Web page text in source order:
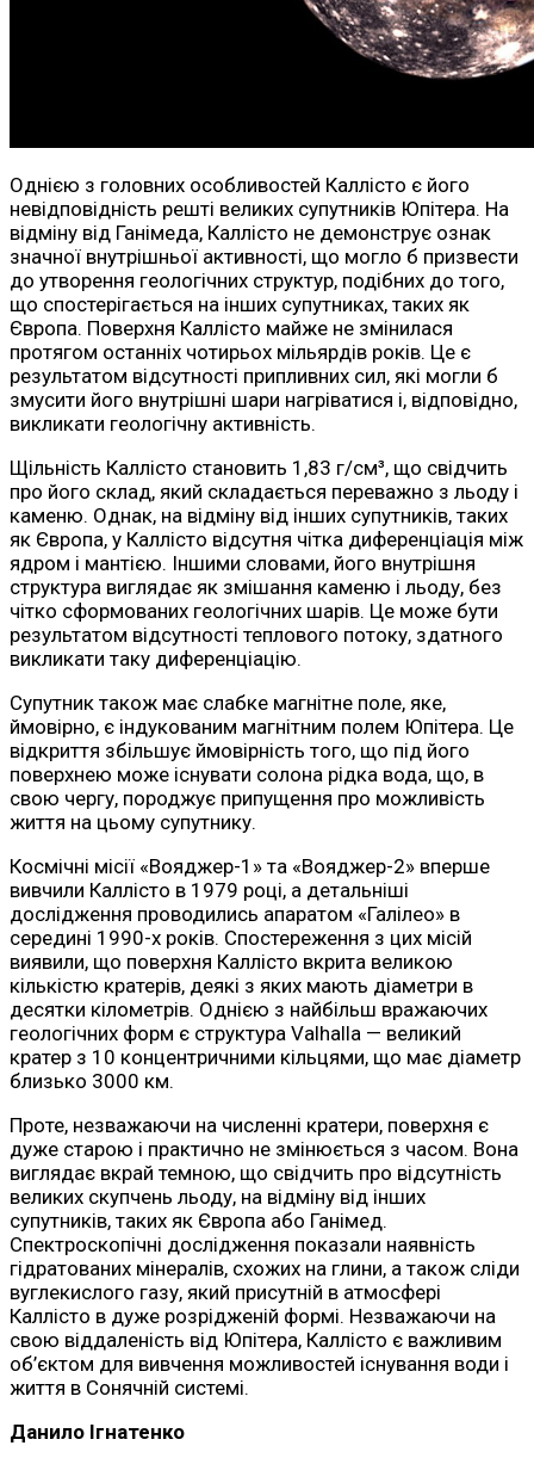
Однією з головних особливостей Каллісто є його
невідповідність решті великих супутників Юпітера. На
відміну від Ганімеда, Каллісто не демонструє ознак
значної внутрішньої активності, що могло б призвести
до утворення геологічних структур, подібних до того,
що спостерігається на інших супутниках, таких як
Європа. Поверхня Каллісто майже не змінилася
протягом останніх чотирьох мільярдів років. Це є
результатом відсутності припливних сил, які могли б
змусити його внутрішні шари нагріватися і, відповідно,
викликати геологічну активність.
Щільність Каллісто становить 1,83 г/см³, що свідчить
про його склад, який складається переважно з льоду і
каменю. Однак, на відміну від інших супутників, таких
як Європа, у Каллісто відсутня чітка диференціація між
ядром і мантією. Іншими словами, його внутрішня
структура виглядає як змішання каменю і льоду, без
чітко сформованих геологічних шарів. Це може бути
результатом відсутності теплового потоку, здатного
викликати таку диференціацію.
Супутник також має слабке магнітне поле, яке,
ймовірно, є індукованим магнітним полем Юпітера. Це
відкриття збільшує ймовірність того, що під його
поверхнею може існувати солона рідка вода, що, в
свою чергу, породжує припущення про можливість
життя на цьому супутнику.
Космічні місії «Вояджер-1» та «Вояджер-2» вперше
вивчили Каллісто в 1979 році, а детальніші
дослідження проводились апаратом «Галілео» в
середині 1990-х років. Спостереження з цих місій
виявили, що поверхня Каллісто вкрита великою
кількістю кратерів, деякі з яких мають діаметри в
десятки кілометрів. Однією з найбільш вражаючих
геологічних форм є структура Valhalla — великий
кратер з 10 концентричними кільцями, що має діаметр
близько 3000 км.
Проте, незважаючи на численні кратери, поверхня є
дуже старою і практично не змінюється з часом. Вона
виглядає вкрай темною, що свідчить про відсутність
великих скупчень льоду, на відміну від інших
супутників, таких як Європа або Ганімед.
Спектроскопічні дослідження показали наявність
гідратованих мінералів, схожих на глини, а також сліди
вуглекислого газу, який присутній в атмосфері
Каллісто в дуже розрідженій формі. Незважаючи на
свою віддаленість від Юпітера, Каллісто є важливим
об’єктом для вивчення можливостей існування води і
життя в Сонячній системі.
Данило Ігнатенко